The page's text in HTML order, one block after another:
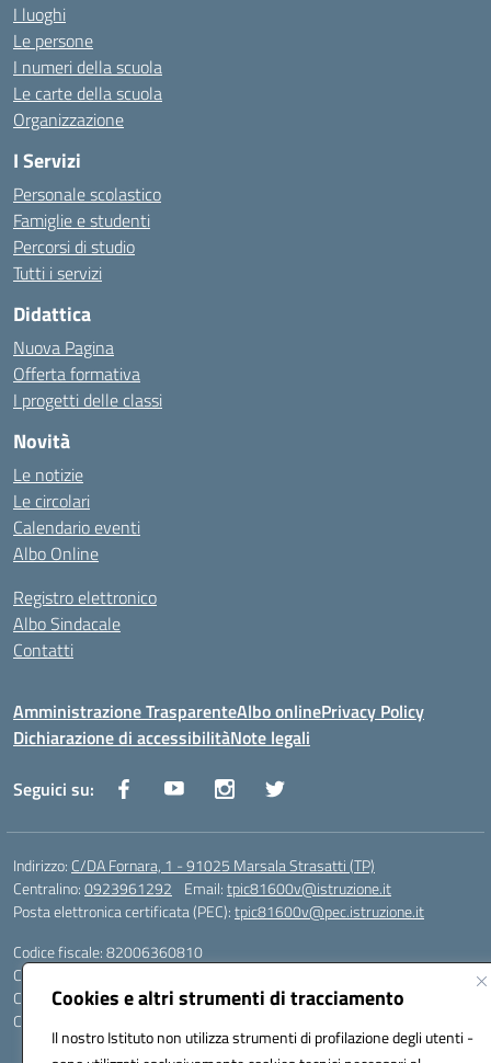
Cookies e altri strumenti di tracciamento
Il nostro Istituto non utilizza strumenti di profilazione degli utenti -
I luoghi
Le persone
I numeri della scuola
Le carte della scuola
Organizzazione
I Servizi
Personale scolastico
Famiglie e studenti
Percorsi di studio
Tutti i servizi
Didattica
Nuova Pagina
Offerta formativa
I progetti delle classi
Novità
Le notizie
Le circolari
Calendario eventi
Albo Online
Registro elettronico
Albo Sindacale
Contatti
Amministrazione TrasparenteAlbo onlinePrivacy Policy
Dichiarazione di accessibilitàNote legali
Seguici su:
Indirizzo: C/DA Fornara, 1 - 91025 Marsala Strasatti (TP)
Centralino:0923961292 Email:tpic81600v@istruzione.it
Posta elettronica certificata (PEC):tpic81600v@pec.istruzione.it
Codice fiscale: 82006360810
Codice meccanografico:
Codice Indice delle Pubbliche Amministrazioni (IPA): istsc_tpic81600v
Codice unico di fatturazione (CUF): UFODYY